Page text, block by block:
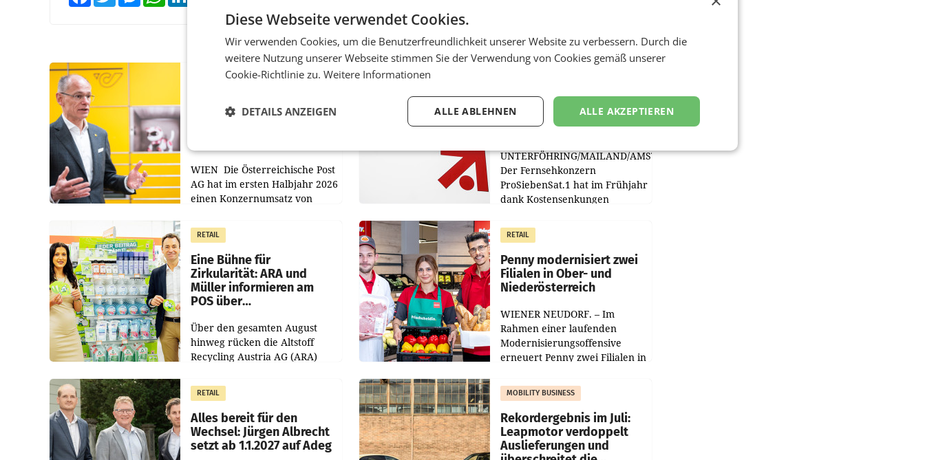
PRIMENEWS
Umsatzplus im ersten
WIEN Die Österreichische Post
AG hat im ersten Halbjahr 2026
einen Konzernumsatz von
erwirtschaftet, was einem Plus
von 3,8 Prozent gegenüber
dem Vergleichszeitraum
ProSiebenSat.1 spart und
macht überraschend viel
Gewinn
UNTERFÖHRING/MAILAND/AMSTERDAM.
Der Fernsehkonzern
ProSiebenSat.1 hat im Frühjahr
dank Kostensenkungen
gemacht und die
Markterwartung deutlich
übertroffen.
RETAIL
Eine Bühne für
Zirkularität: ARA und
Müller informieren am
POS über
Über den gesamten August
hinweg rücken die Altstoff
Recycling Austria AG (ARA)
Müller die Initiative „Kreislauf-
Helden“ in allen
österreichischen Müller-Filialen
RETAIL
Penny modernisiert zwei
Filialen in Ober- und
Niederösterreich
WIENER NEUDORF. – Im
Rahmen einer laufenden
Modernisierungsoffensive
erneuert Penny zwei Filialen in
Die beiden Standorte liegen in
Haag sowie im rund
RETAIL
Alles bereit für den
Wechsel: Jürgen Albrecht
setzt ab 1.1.2027 auf Adeg
MOBILITY BUSINESS
Rekordergebnis im Juli:
Leapmotor verdoppelt
Auslieferungen und
Diese Webseite verwendet Cookies.
Wir verwenden Cookies, um die Benutzerfreundlichkeit unserer Website zu verbessern. Durch die
weitere Nutzung unserer Webseite stimmen Sie der Verwendung von Cookies gemäß unserer
Cookie-Richtlinie zu. Weitere Informationen
ALLE AKZEPTIEREN
ALLE ABLEHNEN
DETAILS ANZEIGEN